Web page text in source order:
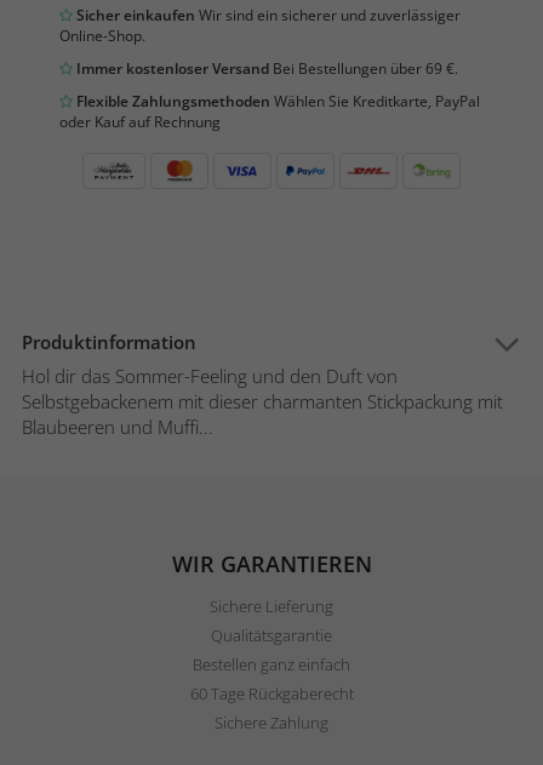
Sicher einkaufen Wir sind ein sicherer und zuverlässiger
Online-Shop.
Immer kostenloser Versand Bei Bestellungen über 69 €.
Flexible Zahlungsmethoden Wählen Sie Kreditkarte, PayPal
oder Kauf auf Rechnung
Produktinformation
Hol dir das Sommer-Feeling und den Duft von
Selbstgebackenem mit dieser charmanten Stickpackung mit
Blaubeeren und Muffi...
WIR GARANTIEREN
Sichere Lieferung
Qualitätsgarantie
Bestellen ganz einfach
60 Tage Rückgaberecht
Sichere Zahlung